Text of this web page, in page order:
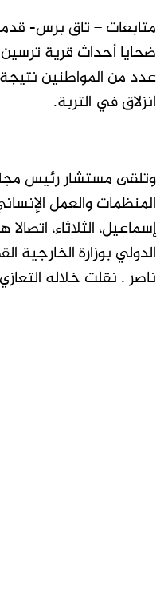
متابعات – تاق برس-
ضحايا أحداث قرية
عدد من المواطنين
انزلاق في التربة.
وتلقى مستشار رئيس
المنظمات والعمل
إسماعيل، الثلاثاء،
الدولي بوزارة
ناصر . نقلت خلاله